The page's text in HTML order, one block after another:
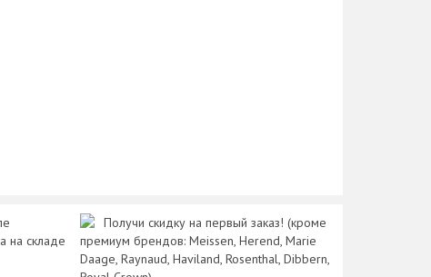
на складе
Получи скидку на первый заказ! (кроме
премиум брендов: Meissen, Herend, Marie
Daage, Raynaud, Haviland, Rosenthal, Dibbern,